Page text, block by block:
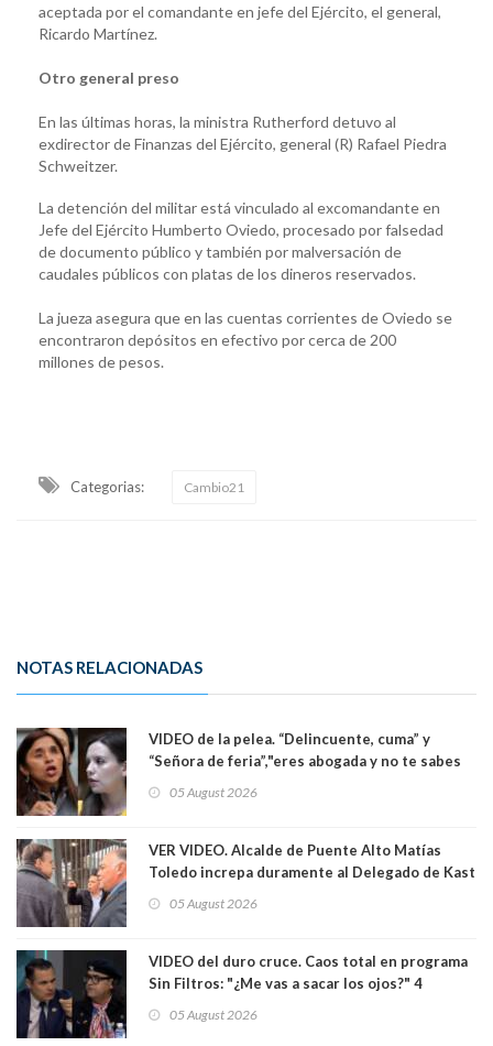
aceptada por el comandante en jefe del Ejército, el general,
Ricardo Martínez.
Otro general preso
En las últimas horas, la ministra Rutherford detuvo al
exdirector de Finanzas del Ejército, general (R) Rafael Piedra
Schweitzer.
La detención del militar está vinculado al excomandante en
Jefe del Ejército Humberto Oviedo, procesado por falsedad
de documento público y también por malversación de
caudales públicos con platas de los dineros reservados.
La jueza asegura que en las cuentas corrientes de Oviedo se
encontraron depósitos en efectivo por cerca de 200
millones de pesos.
Categorias: Cambio21
NOTAS RELACIONADAS
VIDEO de la pelea. “Delincuente, cuma” y
“Señora de feria”,"eres abogada y no te sabes
senadoras Camila Flores y Fabiola Campillai en
05 August 2026
VER VIDEO. Alcalde de Puente Alto Matías
Toledo increpa duramente al Delegado de Kast
delegado nuevamente arrancando"
05 August 2026
VIDEO del duro cruce. Caos total en programa
Sin Filtros: "¿Me vas a sacar los ojos?" 4
excarabinero que dejó ciego a Gustavo Gatica:
05 August 2026